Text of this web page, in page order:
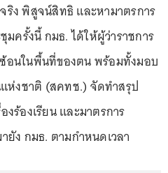
ริง พิสูจน์สิทธิ และหามาตรการ
มครั้งนี้ กมธ. ได้ให้ผู้ว่าราชการ
อนในพื้นที่ของตน พร้อมทั้งมอบ
ห่งชาติ (สคทช.) จัดทำสรุป
ร้องเรียน และมาตรการ
ยัง กมธ. ตามกำหนดเวลา